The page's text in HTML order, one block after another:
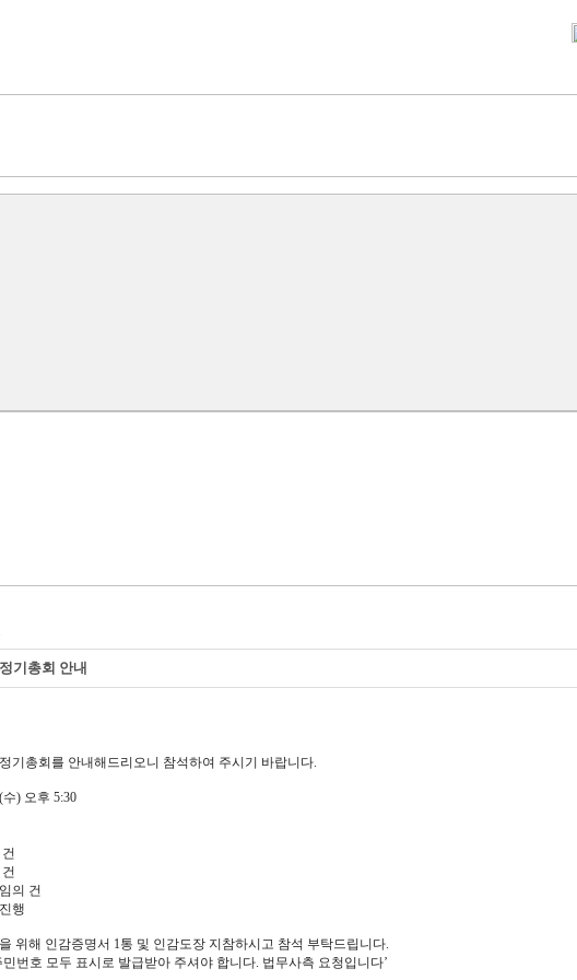
기총회 안내
기총회를 안내해드리오니 참석하여 주시기 바랍니다.
) 오후 5:30
의 건
행
위해 인감증명서 1통 및 인감도장 지참하시고 참석 부탁드립니다.
번호 모두 표시로 발급받아 주셔야 합니다. 법무사측 요청입니다’